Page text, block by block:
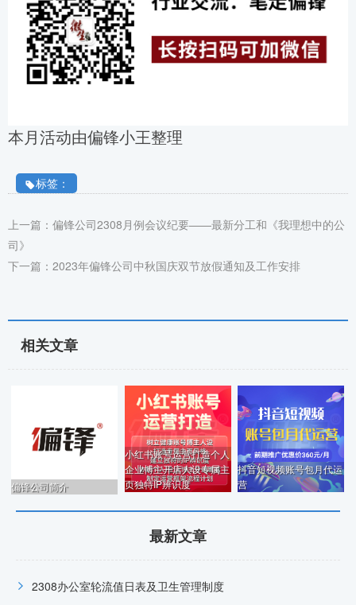
本月活动由偏锋小王整理
标签：
上一篇：偏锋公司2308月例会议纪要——最新分工和《我理想中的公
司》
下一篇：2023年偏锋公司中秋国庆双节放假通知及工作安排
相关文章
偏锋公司简介
小红书账号运营打造个人
企业博主开店人设专属主
页独特IP辨识度
抖音短视频账号包月代运
营
最新文章
2308办公室轮流值日表及卫生管理制度